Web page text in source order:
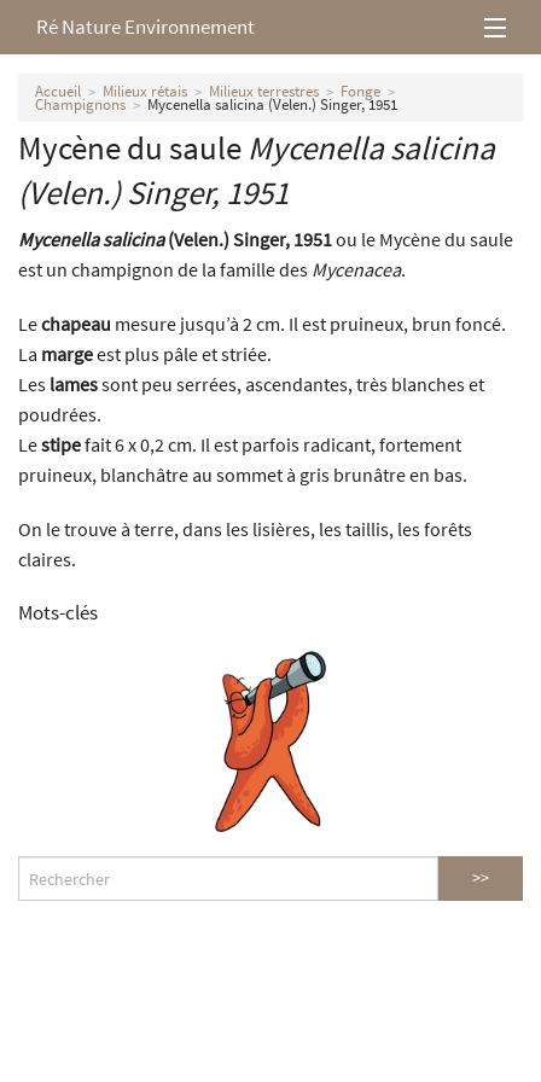
Ré Nature Environnement
L’association
Milieux rétais
Nos parutions
Accueil Milieux rétais Milieux terrestres Fonge
Champignons Mycenella salicina (Velen.) Singer, 1951
Mycène du saule Mycenella salicina
(Velen.) Singer, 1951
Mycenella salicina(Velen.) Singer, 1951ou le Mycène du saule
est un champignon de la famille des Mycenacea.
Lechapeau mesure jusqu’à 2 cm. Il est pruineux, brun foncé.
La margeest plus pâle et striée.
Les lamessont peu serrées, ascendantes, très blanches et
poudrées.
Lestipefait 6 x 0,2 cm. Il est parfois radicant, fortement
pruineux, blanchâtre au sommet à gris brunâtre en bas.
On le trouve à terre, dans les lisières, les taillis, les forêts
claires.
Mots-clés